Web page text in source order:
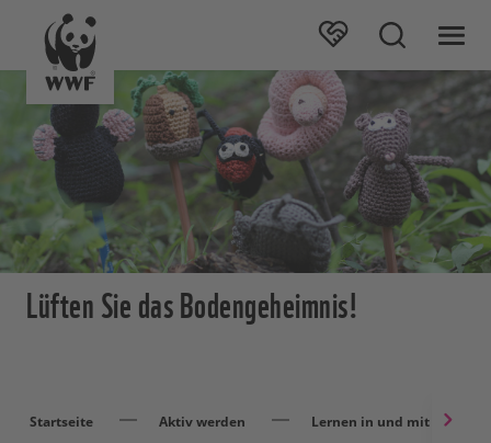
Lüften Sie das Bodengeheimnis!
Startseite Aktiv werden Lernen in und mit der